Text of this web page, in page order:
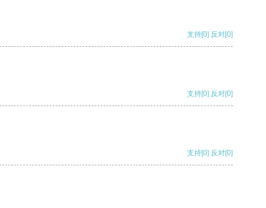
支持[0] 反对[0]
支持[0] 反对[0]
支持[0] 反对[0]